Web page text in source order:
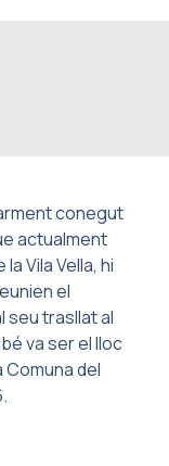
conegut
actualment
Vila Vella, hi
el
seu trasllat al
va ser el lloc
Comuna del